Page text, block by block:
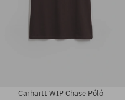
Carhartt WIP Chase Póló